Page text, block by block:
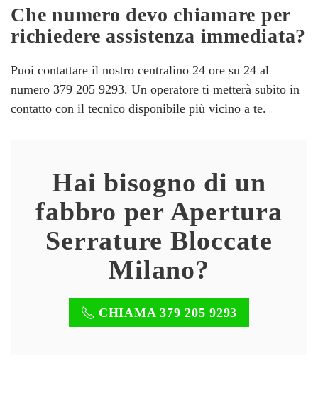
Che numero devo chiamare per
richiedere assistenza immediata?
Puoi contattare il nostro centralino 24 ore su 24 al
numero 379 205 9293. Un operatore ti metterà subito in
contatto con il tecnico disponibile più vicino a te.
Hai bisogno di un
fabbro per Apertura
Serrature Bloccate
Milano?
CHIAMA 379 205 9293